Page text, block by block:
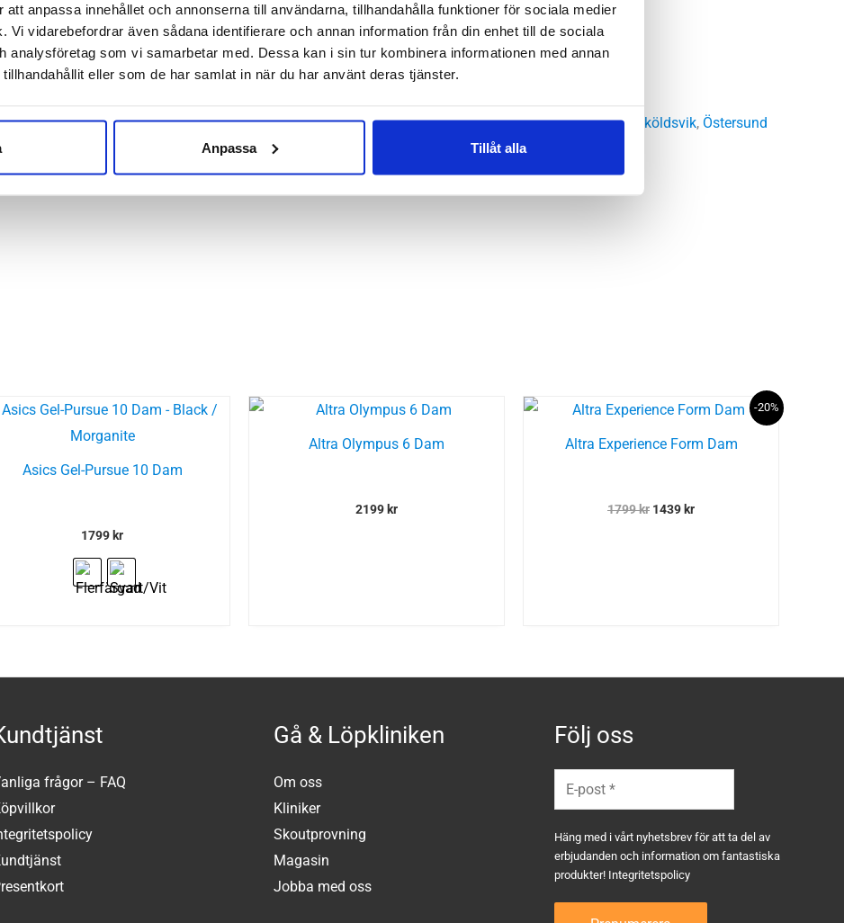
att anpassa innehållet och annonserna till användarna, tillhandahålla funktioner för sociala medier
Vi vidarebefordrar även sådana identifierare och annan information från din enhet till de sociala
analysföretag som vi samarbetar med. Dessa kan i sin tur kombinera informationen med annan
eller som de har samlat in när du har använt deras tjänster.
Anpassa Tillåt alla
39 mm – Framfot 27 mm
12 mm
artikelnummer:120426
Hornstull,Stockholm Odengatan,Stockholm Sickla Stockholm Storgatan,Umeå,Uppsala,Örnsköldsvik, Östersund
Asics Gel-Pursue 10 Dam
1799 kr
Altra Olympus 6 Dam
2199 kr
-20%
Altra Experience Form Dam
1799kr Det
1439 krDet
frågor – FAQ
Gå & Löpkliniken
Om oss
Kliniker
Skoutprovning
Magasin
Jobba med oss
Följ oss
Häng med i vårt nyhetsbrev för att ta del av
erbjudanden och information om fantastiska
produkter! Integritetspolicy